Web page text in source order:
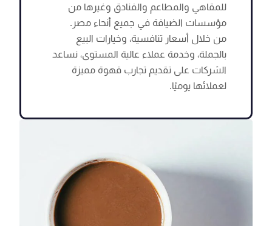
للمقاهي والمطاعم والفنادق وغيرها من
مؤسسات الضيافة في جميع أنحاء مصر.
من خلال أسعار تنافسية، وخيارات البيع
بالجملة، وخدمة عملاء عالية المستوى، نساعد
الشركات على تقديم تجارب قهوة مميزة
لعملائها يوميًا.